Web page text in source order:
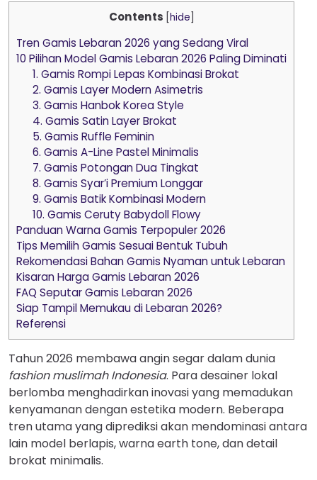
Contents [hide
Tren Gamis Lebaran 2026 yang Sedang Viral
10 Pilihan Model Gamis Lebaran 2026 Paling Diminati
1. Gamis Rompi Lepas Kombinasi Brokat
2. Gamis Layer Modern Asimetris
3. Gamis Hanbok Korea Style
4. Gamis Satin Layer Brokat
5. Gamis Ruffle Feminin
6. Gamis A-Line Pastel Minimalis
7. Gamis Potongan Dua Tingkat
8. Gamis Syar’i Premium Longgar
9. Gamis Batik Kombinasi Modern
10. Gamis Ceruty Babydoll Flowy
Panduan Warna Gamis Terpopuler 2026
Tips Memilih Gamis Sesuai Bentuk Tubuh
Rekomendasi Bahan Gamis Nyaman untuk Lebaran
Kisaran Harga Gamis Lebaran 2026
FAQ Seputar Gamis Lebaran 2026
Siap Tampil Memukau di Lebaran 2026?
Referensi
Tahun 2026 membawa angin segar dalam dunia
fashion muslimah Indonesia. Para desainer lokal
berlomba menghadirkan inovasi yang memadukan
kenyamanan dengan estetika modern. Beberapa
tren utama yang diprediksi akan mendominasi antara
lain model berlapis, warna earth tone, dan detail
brokat minimalis.